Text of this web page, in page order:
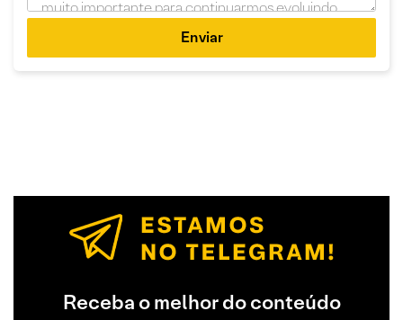
Enviar
Receba o melhor do conteúdo